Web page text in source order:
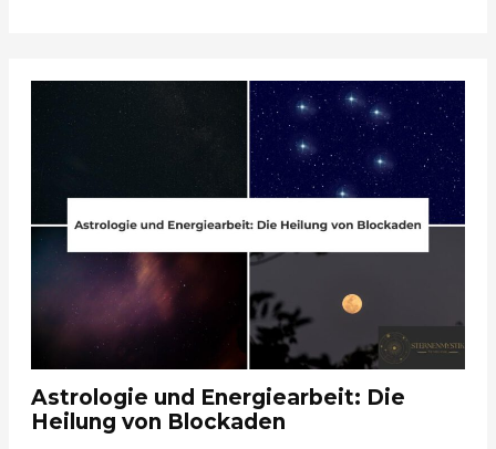
Astrologie und Energiearbeit: Die
Heilung von Blockaden